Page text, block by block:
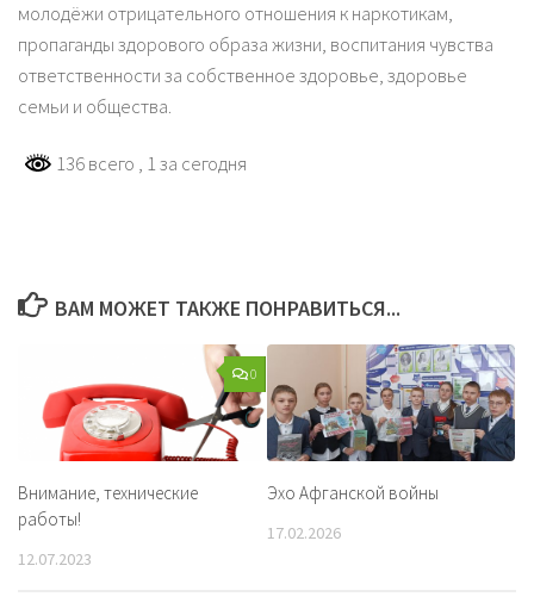
молодёжи отрицательного отношения к наркотикам,
пропаганды здорового образа жизни, воспитания чувства
ответственности за собственное здоровье, здоровье
семьи и общества.
136 всего , 1 за сегодня
ВАМ МОЖЕТ ТАКЖЕ ПОНРАВИТЬСЯ...
0
Внимание, технические
работы!
12.07.2023
Эхо Афганской войны
17.02.2026